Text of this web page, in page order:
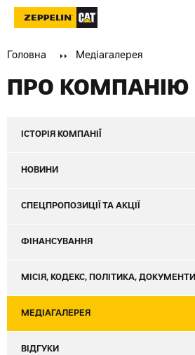
Головна Медіагалерея
ПРО КОМПАНІЮ
ІСТОРІЯ КОМПАНІЇ
НОВИНИ
СПЕЦПРОПОЗИЦІЇ ТА АКЦІЇ
ФІНАНСУВАННЯ
МІСІЯ, КОДЕКС, ПОЛІТИКА, ДОКУМЕНТИ
МЕДІАГАЛЕРЕЯ
ВІДГУКИ